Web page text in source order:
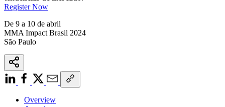
Register Now
De 9 a 10 de abril
MMA Impact Brasil 2024
São Paulo
Overview